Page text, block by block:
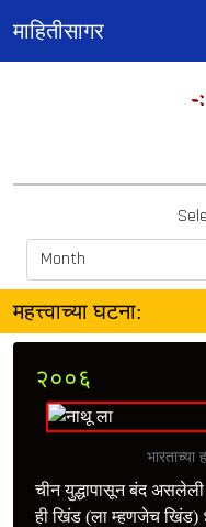
माहितीसागर
-
महत्त्वाच्या घटना:
२००६
भारताच्या
चीन युद्धापासून बंद असलेली
ही खिंड (ला म्हणजेच खिंड)